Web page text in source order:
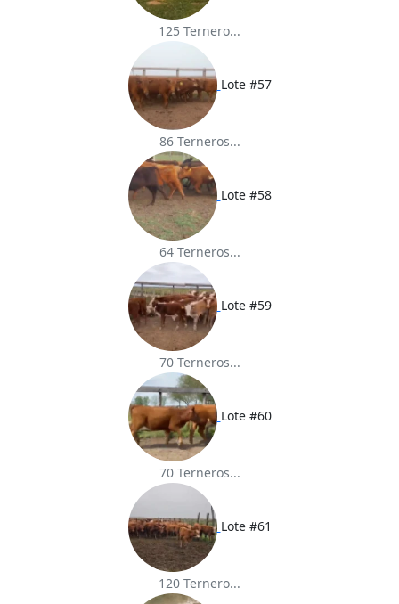
125 Ternero...
Lote #57
86 Terneros...
Lote #58
64 Terneros...
Lote #59
70 Terneros...
Lote #60
70 Terneros...
Lote #61
120 Ternero...